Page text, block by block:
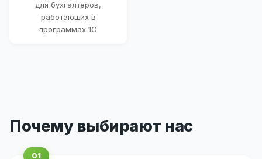
для бухгалтеров,
работающих в
программах 1С
Почему выбирают нас